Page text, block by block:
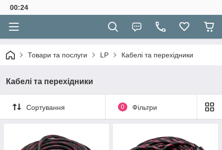
00:24
Товари та послуги LP Кабелі та перехідники
Кабелі та перехідники
Сортування 0 Фільтри